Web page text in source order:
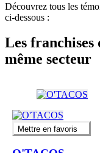
Découvrez tous les
ci-dessous :
Les
même secteur
Mettre en favoris